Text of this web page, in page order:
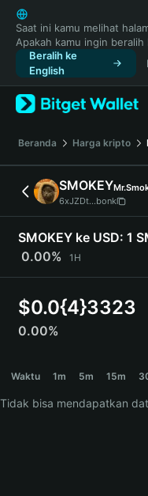
English
日本語
Tiếng Việt
Русский
Español (Latinoamérica)
Türkçe
Français
Deutsch
简体中文
繁體中文
Português (Portugal)
Bahasa Indonesia
ภาษาไทย
हिन्दी
Español
Português (Brasil)
Saat ini kamu melihat
Apakah kamu ingin beralih
Beralih ke
English
Beranda Harga kripto
SMOKEY
6xJZDt...bonk
SMOKEY ke USD: 1
0.00%
1H
$0.0{4}3323
0.00%
Waktu 1m 5m 15m
Tidak bisa mendapatkan